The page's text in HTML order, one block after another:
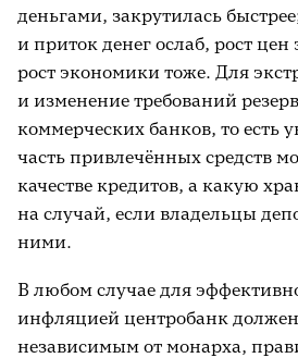
деньгами, закрутилась
и приток денег ослаб, рост
рост экономики тоже. Для
и изменение требований
коммерческих банков, то есть
часть привлечённых средств
качестве кредитов, а какую
на случай, если владельцы
ними.
В любом случае для
инфляцией центробанк
независимым от монарха,